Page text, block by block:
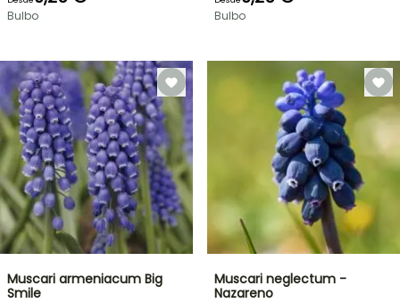
Bulbo Bulbo
Muscari armeniacum Big
Smile
Muscari neglectum -
Nazareno